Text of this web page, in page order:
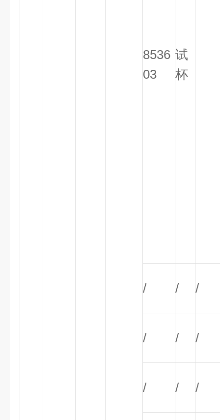
8536
03
试
杯
/ / /
/ / /
/ / /